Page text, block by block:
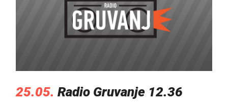
25.05. Radio Gruvanje 12.36